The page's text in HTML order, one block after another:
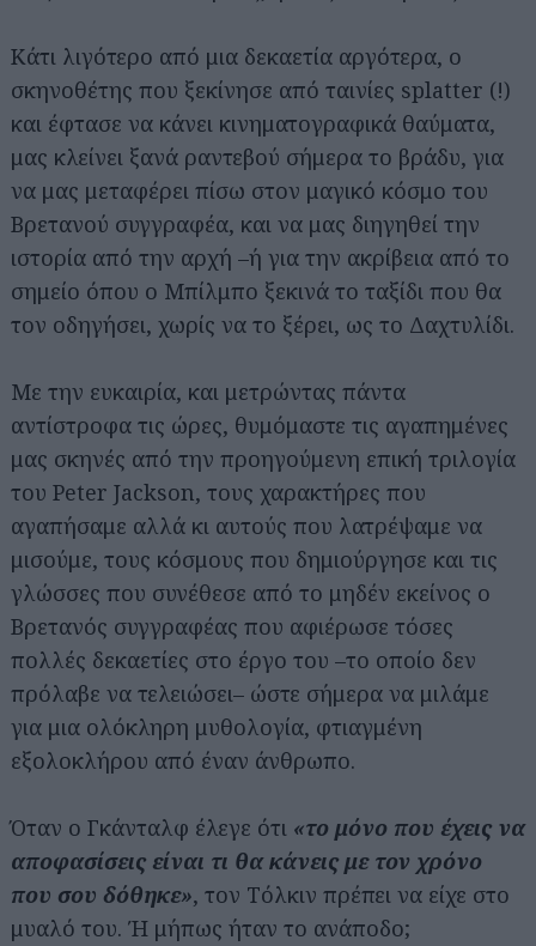
Κάτι λιγότερο από μια δεκαετία αργότερα, ο
σκηνοθέτης που ξεκίνησε από ταινίες splatter (!)
και έφτασε να κάνει κινηματογραφικά θαύματα,
μας κλείνει ξανά ραντεβού σήμερα το βράδυ, για
να μας μεταφέρει πίσω στον μαγικό κόσμο του
Βρετανού συγγραφέα, και να μας διηγηθεί την
ιστορία από την αρχή –ή για την ακρίβεια από το
σημείο όπου ο Μπίλμπο ξεκινά το ταξίδι που θα
τον οδηγήσει, χωρίς να το ξέρει, ως το Δαχτυλίδι.
Με την ευκαιρία, και μετρώντας πάντα
αντίστροφα τις ώρες, θυμόμαστε τις αγαπημένες
μας σκηνές από την προηγούμενη επική τριλογία
του Peter Jackson, τους χαρακτήρες που
αγαπήσαμε αλλά κι αυτούς που λατρέψαμε να
μισούμε, τους κόσμους που δημιούργησε και τις
γλώσσες που συνέθεσε από το μηδέν εκείνος ο
Βρετανός συγγραφέας που αφιέρωσε τόσες
πολλές δεκαετίες στο έργο του –το οποίο δεν
πρόλαβε να τελειώσει– ώστε σήμερα να μιλάμε
για μια ολόκληρη μυθολογία, φτιαγμένη
εξολοκλήρου από έναν άνθρωπο.
Όταν ο Γκάνταλφ έλεγε ότι «το μόνο που έχεις να
αποφασίσεις είναι τι θα κάνεις με τον χρόνο
που σου δόθηκε», τον Τόλκιν πρέπει να είχε στο
μυαλό του. Ή μήπως ήταν το ανάποδο;